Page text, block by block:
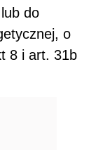
do
o
8 i art. 31b